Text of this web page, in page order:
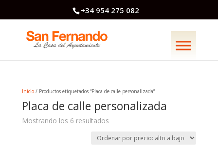
+34 954 275 082
Inicio/ Productos etiquetados “Placa de calle personalizada”
Placa de calle personalizada
Mostrando los 6 resultadosOrdenado
precio: